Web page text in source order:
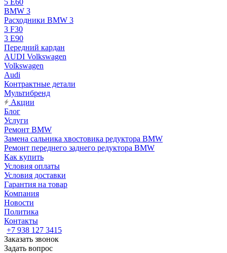
5 E60
BMW 3
Расходники BMW 3
3 F30
3 E90
Передний кардан
AUDI Volkswagen
Volkswagen
Audi
Контрактные детали
Мультибренд
Акции
Блог
Услуги
Ремонт BMW
Замена сальника хвостовика редуктора BMW
Ремонт переднего заднего редуктора BMW
Как купить
Условия оплаты
Условия доставки
Гарантия на товар
Компания
Новости
Политика
Контакты
+7 938 127 3415
Заказать звонок
Задать вопрос